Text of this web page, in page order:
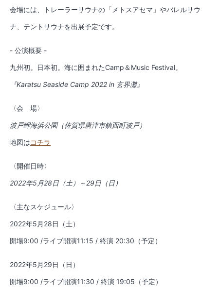
会場には、トレーラーサウナの「メトスアセマ」やバレルサウ
ナ、テントサウナを出展予定です。
- 公演概要 -
九州初。日本初。海に囲まれたCamp＆Music Festival。
『Karatsu Seaside Camp 2022 in 玄界灘』
〈会 場〉
波戸岬海浜公園（佐賀県唐津市鎮西町波戸）
地図はコチラ
〈開催日時〉
2022年5月28日（土）～29日（日）
〈主なスケジュール〉
2022年5月28日（土）
開場9:00 /ライブ開演11:15 / 終演 20:30（予定）
2022年5月29日（日）
開場9:00 /ライブ開演11:30 / 終演 19:05（予定）